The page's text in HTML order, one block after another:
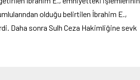
olduğu belirtilen İbrahim E.,
Daha sonra Sulh Ceza Hakimliğine sevk